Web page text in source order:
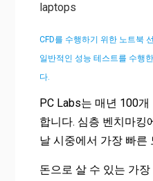
laptops
CFD를 수행하기 위한 노트북
일반적인 성능 테스트를 수행
다.
PC Labs는 매년 100
합니다. 심층 벤치마킹
날 시중에서 가장 빠른
돈으로 살 수 있는 가